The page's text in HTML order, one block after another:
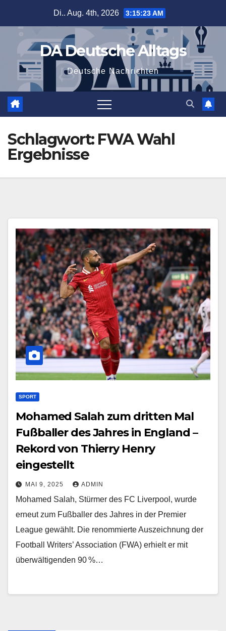
Di.. Aug. 4th, 2026 3:15:24 AM
DA Deutsche Alltags
Deutsche Nachrichten
Schlagwort: FWA Wahl
Ergebnisse
SPORT
Mohamed Salah zum dritten Mal
Fußballer des Jahres in England –
Rekord von Thierry Henry
eingestellt
MAI 9, 2025 ADMIN
Mohamed Salah, Stürmer des FC Liverpool, wurde
erneut zum Fußballer des Jahres in der Premier
League gewählt. Die renommierte Auszeichnung der
Football Writers’ Association (FWA) erhielt er mit
überwältigenden 90 %…